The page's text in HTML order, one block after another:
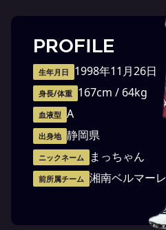
PROFILE
生年月日 1998年11月26日
身長/体重 167cm / 64kg
血液型 A
出身地 静岡県
ニックネーム まっちゃん
前所属チーム 湘南ベルマーレ